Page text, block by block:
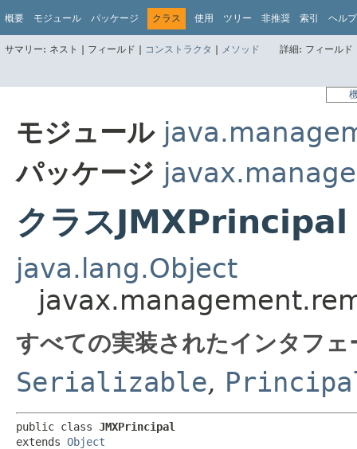
概要 モジュール パッケージ クラス 使用 ツリー 非推奨 索引 ヘルプ
サマリー: ネスト | フィールド | コンストラクタ | メソッド 詳細: フィール
モジュール
パッケージ
クラスJMXPrincipal
java.lang.Object
すべての実装されたインタフ
Serializable,
public class JMXPrincipal
extends Object